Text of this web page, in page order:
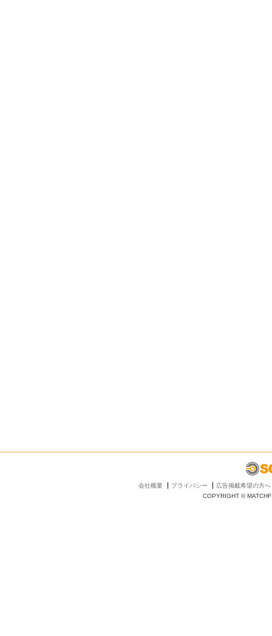
会社概要 プライバシー
広告掲載希望の方へ
COPYRIGHT ©